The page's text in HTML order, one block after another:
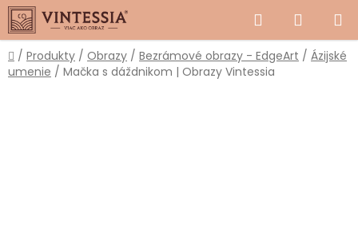
Prejsť
na
obsah
Hľadať
KOŠÍK
Domov
/ Produkty / Obrazy / Bezrámové obrazy - EdgeArt / Ázijské
umenie / Mačka s dáždnikom | Obrazy Vintessia